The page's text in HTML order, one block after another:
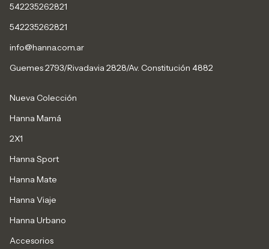
542235262821
542235262821
info@hanna.com.ar
Guemes 2793/Rivadavia 2828/Av. Constitución 4882
Nueva Colección
Hanna Mamá
2X1
Hanna Sport
Hanna Mate
Hanna Viaje
Hanna Urbano
Accesorios